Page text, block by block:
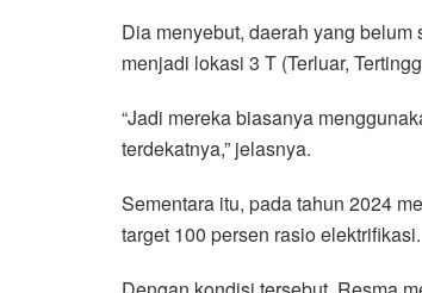
Dia menyebut, daerah yang
menjadi lokasi 3 T (Terluar,
“Jadi mereka biasanya
terdekatnya,” jelasnya.
Sementara itu, pada tahun 2024
target 100 persen rasio elektrifikasi.